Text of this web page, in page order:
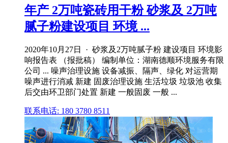
年产 2万吨瓷砖用干粉 砂浆及 2万吨
腻子粉建设项目 环境 ...
2020年10月27日 · 砂浆及2万吨腻子粉 建设项目 环境影
响报告表 （报批稿） 编制单位：湖南德顺环境服务有限
公司 ... 噪声治理设施 设备减振、隔声、绿化 对运营期
噪声进行消减 新建 固废治理设施 生活垃圾 垃圾池 收集
后交由环卫部门处置 新建 一般固废 一般 ...
联系电话: 180 3780 8511